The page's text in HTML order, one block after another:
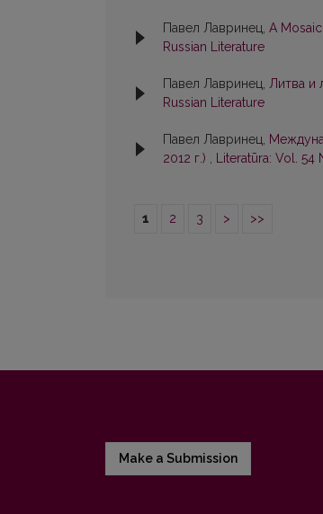
Павел Лавринец, A
Russian Literature
Павел Лавринец, Литва и
Russian Literature
Павел Лавринец,
2012 г.) , Literatūra: Vol. 54
1 2 3 > >>
Make a Submission